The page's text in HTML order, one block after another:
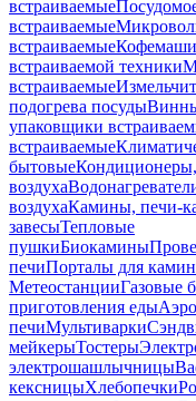
встраиваемые
встраиваемые
встраиваемые
встраиваемой техники
встраиваемые
подогрева посуды
упаковщики
встраиваемые
бытовые
воздуха
воздухаКамины, печи-
завесыТепловые
пушкиБиокамины
печиПорталы для
МетеостанцииГазовые
приготовления еды
печиМультиварки
мейкерыТостеры
электрошашлычницы
кексницыХлебопечки